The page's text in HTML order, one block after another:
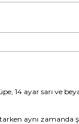
14 ayar sarı ve
aynı zamanda